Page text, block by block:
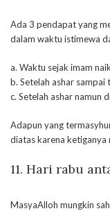
Ada 3 pendapat yang
dalam waktu istimewa
a. Waktu sejak imam
b. Setelah ashar
c. Setelah ashar namun
Adapun yang
diatas karena ketiganya
11. Hari rabu
MasyaAlloh mungkin